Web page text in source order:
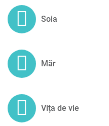
Soia
Măr
Vița de vie